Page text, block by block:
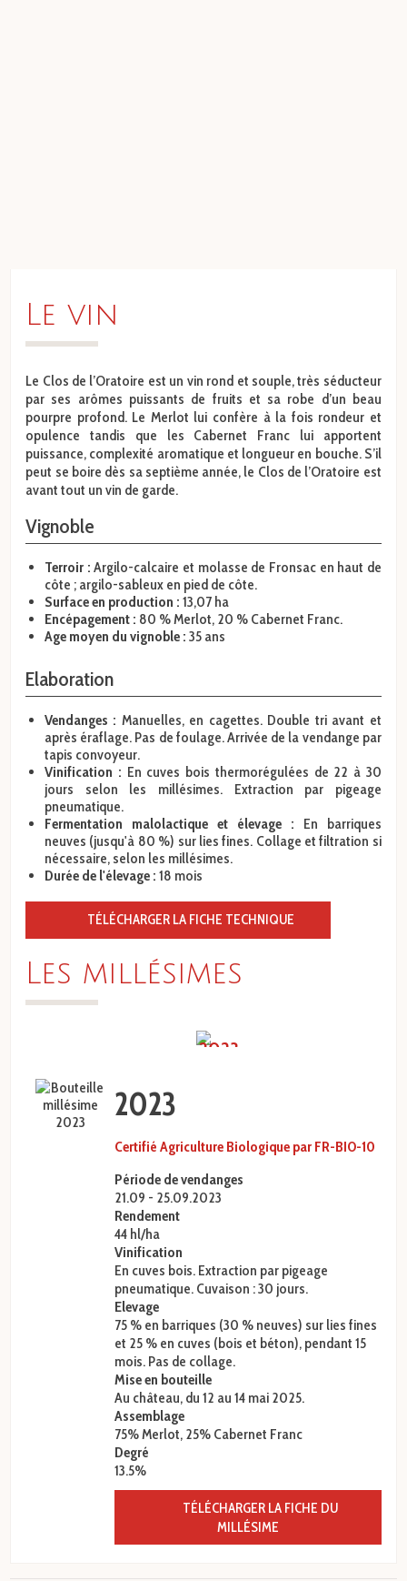
Le vin
Le Clos de l’Oratoire est un vin rond et souple, très séducteur
par ses arômes puissants de fruits et sa robe d’un beau
pourpre profond. Le Merlot lui confère à la fois rondeur et
opulence tandis que les Cabernet Franc lui apportent
puissance, complexité aromatique et longueur en bouche. S’il
peut se boire dès sa septième année, le Clos de l’Oratoire est
avant tout un vin de garde.
Vignoble
Terroir : Argilo-calcaire et molasse de Fronsac en haut de
côte ; argilo-sableux en pied de côte.
Surface en production : 13,07 ha
Encépagement : 80 % Merlot, 20 % Cabernet Franc.
Age moyen du vignoble : 35 ans
Elaboration
Vendanges : Manuelles, en cagettes. Double tri avant et
après éraflage. Pas de foulage. Arrivée de la vendange par
tapis convoyeur.
Vinification : En cuves bois thermorégulées de 22 à 30
jours selon les millésimes. Extraction par pigeage
pneumatique.
Fermentation malolactique et élevage : En barriques
neuves (jusqu'à 80 %) sur lies fines. Collage et filtration si
nécessaire, selon les millésimes.
Durée de l'élevage : 18 mois
TÉLÉCHARGER LA FICHE TECHNIQUE
Les millésimes
2023
2023
Certifié Agriculture Biologique par FR-BIO-10
Période de vendanges
21.09 - 25.09.2023
Rendement
44 hl/ha
Vinification
En cuves bois. Extraction par pigeage
pneumatique. Cuvaison : 30 jours.
Elevage
75 % en barriques (30 % neuves) sur lies fines
et 25 % en cuves (bois et béton), pendant 15
mois. Pas de collage.
Mise en bouteille
Au château, du 12 au 14 mai 2025.
Assemblage
75% Merlot, 25% Cabernet Franc
Degré
13.5%
TÉLÉCHARGER LA FICHE DU
MILLÉSIME